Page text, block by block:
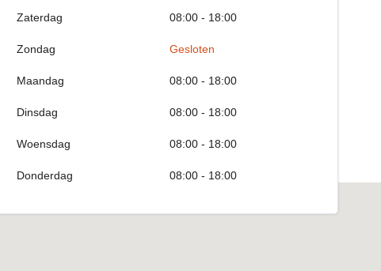
Zaterdag 08:00 - 18:00
Zondag Gesloten
Maandag 08:00 - 18:00
Dinsdag 08:00 - 18:00
Woensdag 08:00 - 18:00
Donderdag 08:00 - 18:00